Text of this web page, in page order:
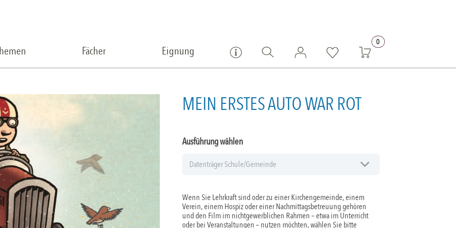
Fächer Eignung
0
MEIN ERSTES AUTO WAR ROT
Ausführung wählen
Wenn Sie Lehrkraft sind oder zu einer Kirchengemeinde, einem
Verein, einem Hospiz oder einer Nachmittagsbetreuung gehören
und den Film im nichtgewerblichen Rahmen – etwa im Unterricht
oder bei Veranstaltungen – nutzen möchten, wählen Sie bitte